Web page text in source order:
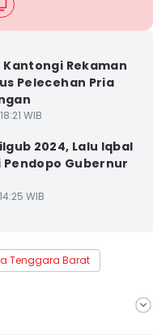
Kantongi Rekaman
Pelecehan Pria
WIB
2024, Lalu Iqbal
Pendopo Gubernur
WIB
Tenggara Barat